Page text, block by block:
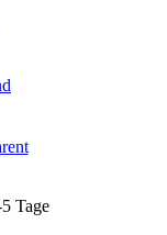
Tage